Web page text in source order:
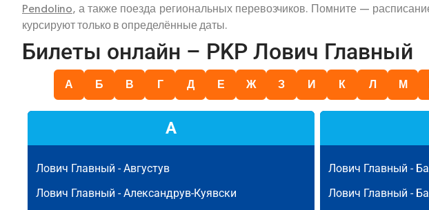
Pendolino, а также поезда региональных перевозчиков. Помните —
курсируют только в определённые даты.
Билеты онлайн – PKP Лович Главный
А Б В Г Д Е Ж З И К Л М
А
Лович Главный -Августув
Лович Главный -Александрув-Куявски
Лович Главный -
Лович Главный -